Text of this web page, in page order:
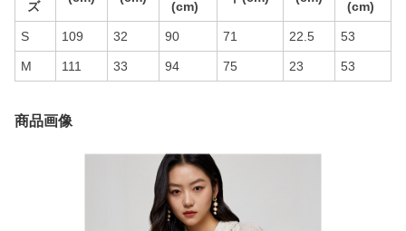
ズ
(cm)
(cm)
S 109 32 90 71 22.5 53
M 111 33 94 75 23 53
商品画像